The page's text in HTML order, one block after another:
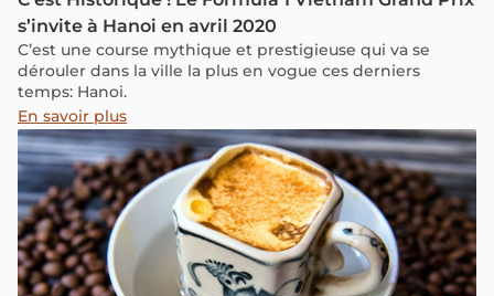
s’invite à Hanoi en avril 2020
C’est une course mythique et prestigieuse qui va se
dérouler dans la ville la plus en vogue ces derniers
temps: Hanoi.
En savoir plus